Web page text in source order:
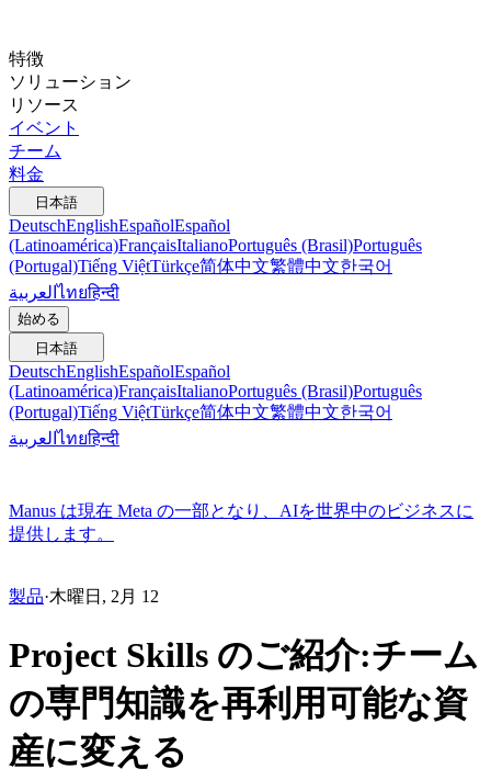
特徴
ソリューション
リソース
イベント
チーム
料金
日本語
DeutschEnglishEspañolEspañol
(Latinoamérica)FrançaisItalianoPortuguês (Brasil)Português
(Portugal)Tiếng ViệtTürkçe简体中文繁體中文한국어
العربيةไทยहिन्दी
始める
日本語
DeutschEnglishEspañolEspañol
(Latinoamérica)FrançaisItalianoPortuguês (Brasil)Português
(Portugal)Tiếng ViệtTürkçe简体中文繁體中文한국어
العربيةไทยहिन्दी
Manus は現在 Meta の一部となり、AIを世界中のビジネスに
提供します。
製品·木曜日, 2月 12
Project Skills のご紹介:チーム
の専門知識を再利用可能な資
産に変える